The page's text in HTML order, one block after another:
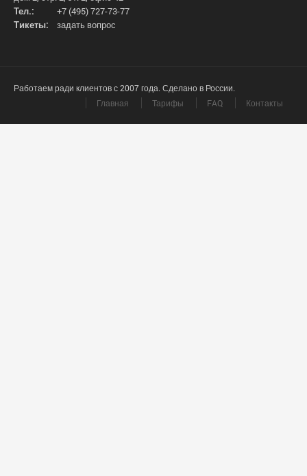
Тел.:
+7 (495) 727-73-77
Тикеты:
задать вопрос
Работаем ради клиентов с 2007 года. Сделано в России.
Главная
Тарифы FAQ Контакты